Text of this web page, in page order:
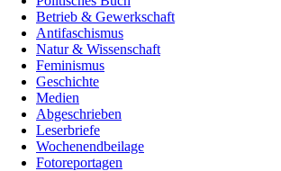
Betrieb & Gewerkschaft
Antifaschismus
Natur & Wissenschaft
Feminismus
Geschichte
Medien
Abgeschrieben
Leserbriefe
Wochenendbeilage
Fotoreportagen